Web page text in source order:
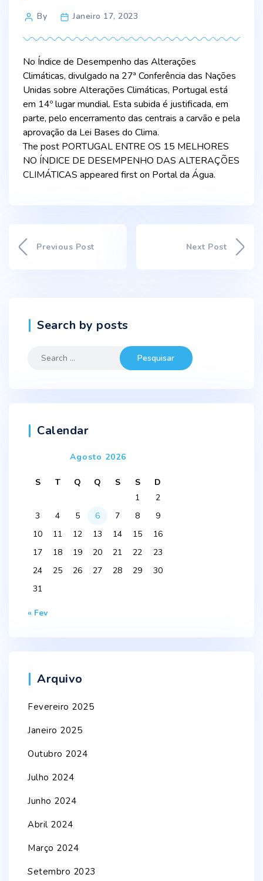
PostBy Janeiro 17, 2023
No Índice de Desempenho das Alterações
Climáticas, divulgado na 27ª Conferência das Nações
Unidas sobre Alterações Climáticas, Portugal está
em 14º lugar mundial. Esta subida é justificada, em
parte, pelo encerramento das centrais a carvão e pela
aprovação da Lei Bases do Clima.
The post PORTUGAL ENTRE OS 15 MELHORES
NO ÍNDICE DE DESEMPENHO DAS ALTERAÇÕES
CLIMÁTICAS appeared first on Portal da Água.
Previous Post Next Post
Search by posts
Search
Calendar
Agosto 2026
S T Q Q S S
D
1
2
3
4 5 6 7 8
9
10
11 12 13 14 15
16
17
18 19 20 21 22
23
24
25 26 27 28 29
30
31
« Fev
Arquivo
Fevereiro 2025
Janeiro 2025
Outubro 2024
Julho 2024
Junho 2024
Abril 2024
Março 2024
Setembro 2023